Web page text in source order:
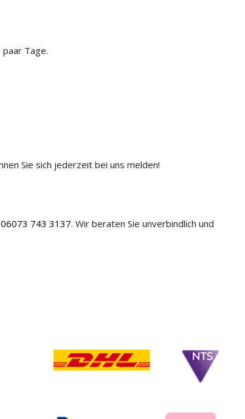
Tage.
Sie sich jederzeit bei uns melden!
06073 743 3137. Wir beraten Sie unverbindlich und